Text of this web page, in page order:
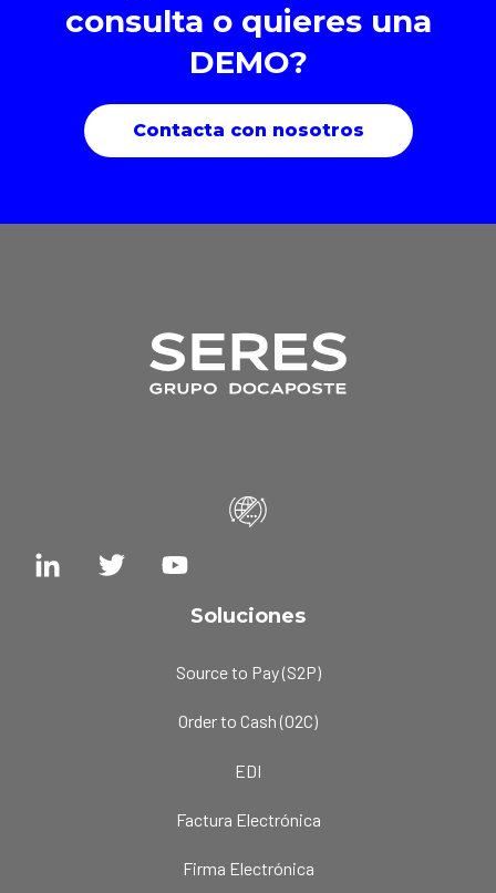
consulta o quieres una
DEMO?
Contacta con nosotros
Soluciones
Source to Pay (S2P)
Order to Cash (O2C)
EDI
Factura Electrónica
Firma Electrónica